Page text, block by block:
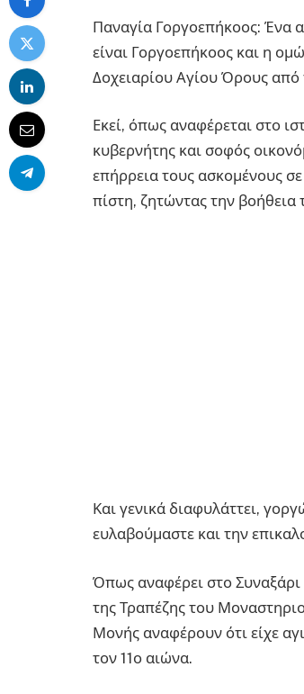
Παναγία Γοργοεπήκοος: Ένα
είναι Γοργοεπήκοος και η
Δοχειαρίου Αγίου Όρους από
Εκεί, όπως αναφέρεται στο
κυβερνήτης και σοφός
επήρρεια τους ασκομένους
πίστη, ζητώντας την βοήθεια
Και γενικά διαφυλάττει,
ευλαβούμαστε και την
Όπως αναφέρει στο Συναξάρι
της Τραπέζης του
Μονής αναφέρουν ότι είχε
τον 11ο αιώνα.